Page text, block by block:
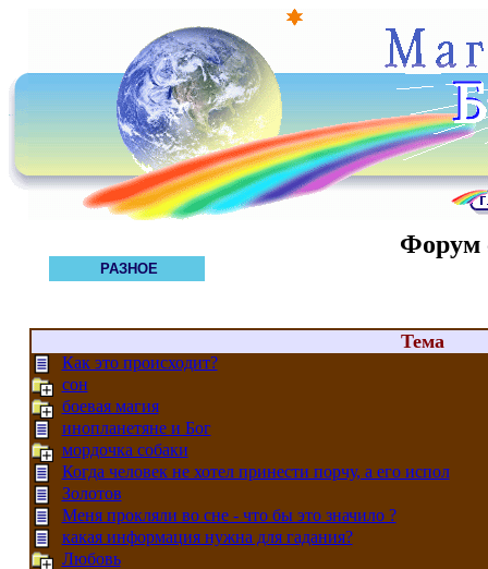
РАЗНОЕ
Форум
Тема
Как это происходит?
сон
боевая магия
инопланетяне и Бог
мордочка собаки
Когда человек не хотел принести порчу, а его испол
Золотов
Меня прокляли во сне - что бы это значило ?
какая информация нужна для гадания?
Любовь